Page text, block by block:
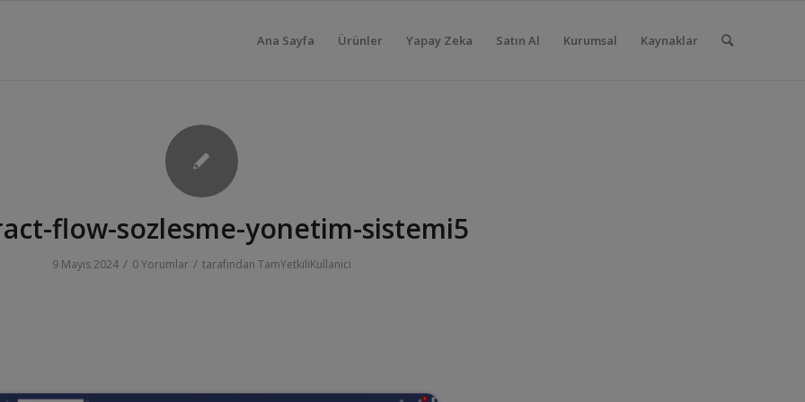
Ana Sayfa Ürünler Yapay Zeka Satın Al Kurumsal Kaynaklar
flow-sozlesme-yonetim-sistemi5
9 Mayıs 2024 / 0 Yorumlar / tarafından TamYetkiliKullanici